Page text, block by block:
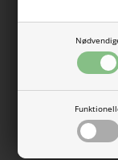
Super sød rib
stof. Blondekrave
57% økologisk
Vaskes ved 40
Se mere fraName It
Varenummer: